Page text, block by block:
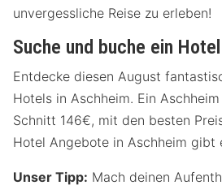
unvergessliche Reise zu erleben!
Suche und buche ein
Entdecke diesen August
Hotels in Aschheim. Ein
Schnitt 146€, mit den besten
Hotel Angebote in Aschheim gibt
Unser Tipp: Mach deinen